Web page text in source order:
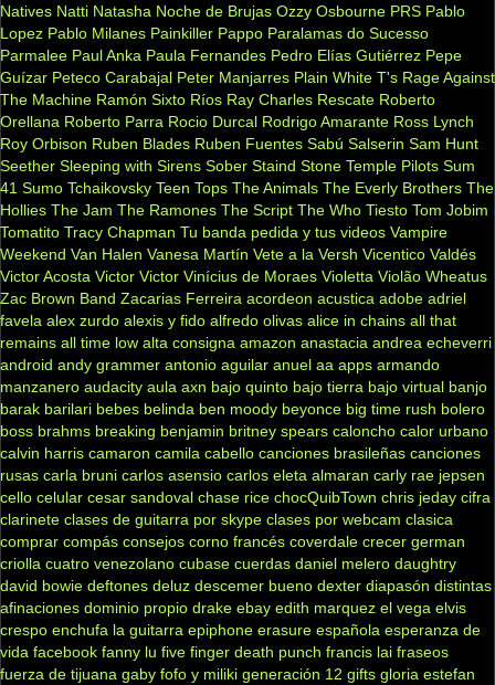
Natives Natti Natasha Noche de Brujas Ozzy Osbourne PRS Pablo
Lopez Pablo Milanes Painkiller Pappo Paralamas do Sucesso
Parmalee Paul Anka Paula Fernandes Pedro Elías Gutiérrez Pepe
Guízar Peteco Carabajal Peter Manjarres Plain White T's Rage Against
The Machine Ramón Sixto Ríos Ray Charles Rescate Roberto
Orellana Roberto Parra Rocio Durcal Rodrigo Amarante Ross Lynch
Roy Orbison Ruben Blades Ruben Fuentes Sabú Salserin Sam Hunt
Seether Sleeping with Sirens Sober Staind Stone Temple Pilots Sum
41 Sumo Tchaikovsky Teen Tops The Animals The Everly Brothers The
Hollies The Jam The Ramones The Script The Who Tiesto Tom Jobim
Tomatito Tracy Chapman Tu banda pedida y tus videos Vampire
Weekend Van Halen Vanesa Martín Vete a la Versh Vicentico Valdés
Victor Acosta Victor Victor Vinícius de Moraes Violetta Violão Wheatus
Zac Brown Band Zacarias Ferreira acordeon acustica adobe adriel
favela alex zurdo alexis y fido alfredo olivas alice in chains all that
remains all time low alta consigna amazon anastacia andrea echeverri
android andy grammer antonio aguilar anuel aa apps armando
manzanero audacity aula axn bajo quinto bajo tierra bajo virtual banjo
barak barilari bebes belinda ben moody beyonce big time rush bolero
boss brahms breaking benjamin britney spears caloncho calor urbano
calvin harris camaron camila cabello canciones brasileñas canciones
rusas carla bruni carlos asensio carlos eleta almaran carly rae jepsen
cello celular cesar sandoval chase rice chocQuibTown chris jeday cifra
clarinete clases de guitarra por skype clases por webcam clasica
comprar compás consejos corno francés coverdale crecer german
criolla cuatro venezolano cubase cuerdas daniel melero daughtry
david bowie deftones deluz descemer bueno dexter diapasón distintas
afinaciones dominio propio drake ebay edith marquez el vega elvis
crespo enchufa la guitarra epiphone erasure española esperanza de
vida facebook fanny lu five finger death punch francis lai fraseos
fuerza de tijuana gaby fofo y miliki generación 12 gifts gloria estefan